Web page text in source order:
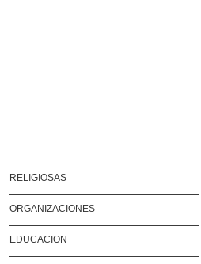
RELIGIOSAS
ORGANIZACIONES
EDUCACION